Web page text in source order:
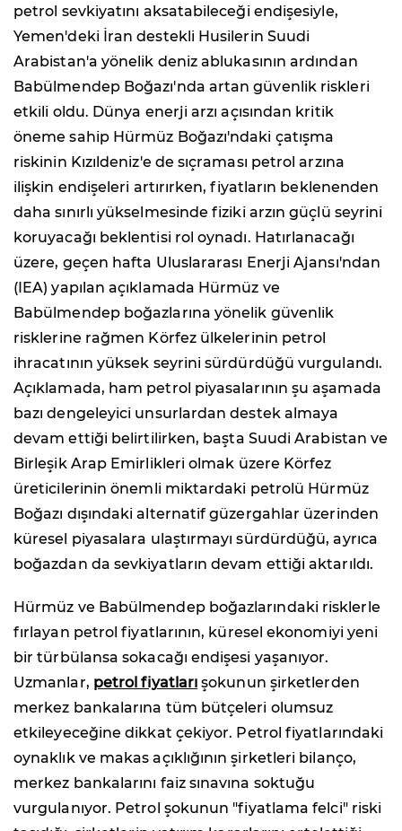
petrol sevkiyatını aksatabileceği endişesiyle,
Yemen'deki İran destekli Husilerin Suudi
Arabistan'a yönelik deniz ablukasının ardından
Babülmendep Boğazı'nda artan güvenlik riskleri
etkili oldu. Dünya enerji arzı açısından kritik
öneme sahip Hürmüz Boğazı'ndaki çatışma
riskinin Kızıldeniz'e de sıçraması petrol arzına
ilişkin endişeleri artırırken, fiyatların beklenenden
daha sınırlı yükselmesinde fiziki arzın güçlü seyrini
koruyacağı beklentisi rol oynadı. Hatırlanacağı
üzere, geçen hafta Uluslararası Enerji Ajansı'ndan
(IEA) yapılan açıklamada Hürmüz ve
Babülmendep boğazlarına yönelik güvenlik
risklerine rağmen Körfez ülkelerinin petrol
ihracatının yüksek seyrini sürdürdüğü vurgulandı.
Açıklamada, ham petrol piyasalarının şu aşamada
bazı dengeleyici unsurlardan destek almaya
devam ettiği belirtilirken, başta Suudi Arabistan ve
Birleşik Arap Emirlikleri olmak üzere Körfez
üreticilerinin önemli miktardaki petrolü Hürmüz
Boğazı dışındaki alternatif güzergahlar üzerinden
küresel piyasalara ulaştırmayı sürdürdüğü, ayrıca
boğazdan da sevkiyatların devam ettiği aktarıldı.
Hürmüz ve Babülmendep boğazlarındaki risklerle
fırlayan petrol fiyatlarının, küresel ekonomiyi yeni
bir türbülansa sokacağı endişesi yaşanıyor.
Uzmanlar, petrol fiyatları şokunun şirketlerden
merkez bankalarına tüm bütçeleri olumsuz
etkileyeceğine dikkat çekiyor. Petrol fiyatlarındaki
oynaklık ve makas açıklığının şirketleri bilanço,
merkez bankalarını faiz sınavına soktuğu
vurgulanıyor. Petrol şokunun "fiyatlama felci" riski